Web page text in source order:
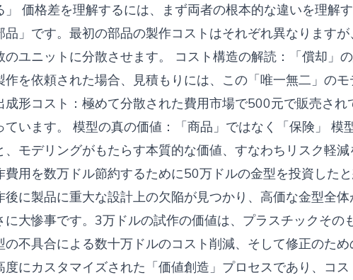
」 価格差を理解するには、まず両者の根本的な違いを理解
品」です。最初の部品の製作コストはそれぞれ異なります
のユニットに分散させます。 コスト構造の解読：「償却」
作を依頼された場合、見積もりには、この「唯一無二」の
成形コスト：極めて分散された費用市場で500元で販売さ
ています。 模型の真の価値：「商品」ではなく「保険」 模
、モデリングがもたらす本質的な価値、すなわちリスク軽
費用を数万ドル節約するために50万ドルの金型を投資した
後に製品に重大な設計上の欠陥が見つかり、高価な金型全
に大惨事です。3万ドルの試作の価値は、プラスチックその
の不具合による数十万ドルのコスト削減、そして修正のた
度にカスタマイズされた「価値創造」プロセスであり、コ